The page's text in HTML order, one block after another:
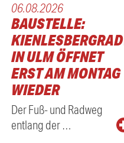
06.08.2026
BAUSTELLE:
IN ULM ÖFFNET
ERST AM MONTAG
WIEDER
Der Fuß- und Radweg
entlang der …